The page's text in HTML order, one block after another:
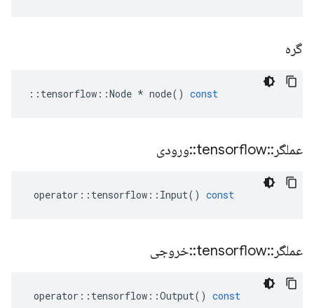
گره
:: tensorflow ::Node * node() const
عملگر ::
tensorflow
::ورودی
operator :: tensorflow :: Input() const
عملگر ::
tensorflow
::خروجی
operator :: tensorflow ::Output() const